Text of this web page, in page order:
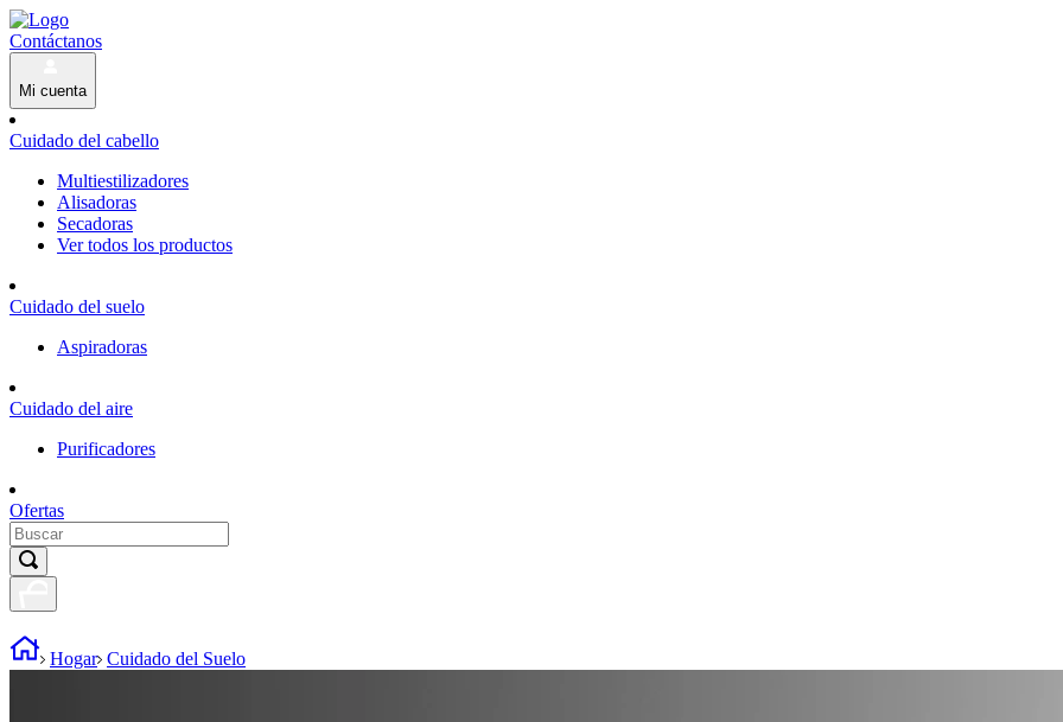
Contáctanos
Mi cuenta
Cuidado del cabello
Multiestilizadores
Alisadoras
Secadoras
Ver todos los productos
Cuidado del suelo
Aspiradoras
Cuidado del aire
Purificadores
Ofertas
Hogar Cuidado del Suelo